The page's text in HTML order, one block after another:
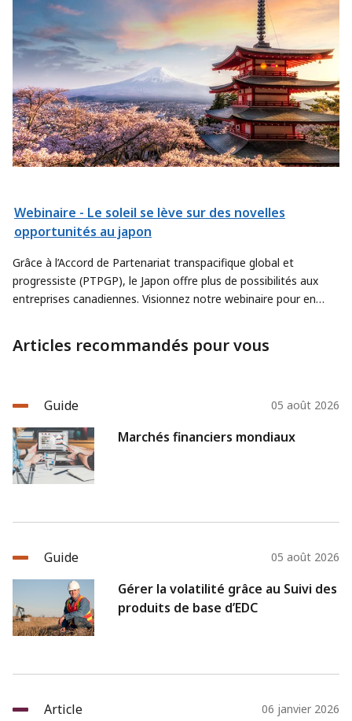
Webinaire - Le soleil se lève sur des novelles
opportunités au japon
Grâce à l’Accord de Partenariat transpacifique global et
progressiste (PTPGP), le Japon offre plus de possibilités aux
entreprises canadiennes. Visionnez notre webinaire pour en
Articles recommandés pour vous
Guide 05 août 2026
Marchés financiers mondiaux
Guide 05 août 2026
Gérer la volatilité grâce au Suivi des
produits de base d’EDC
Article 06 janvier 2026